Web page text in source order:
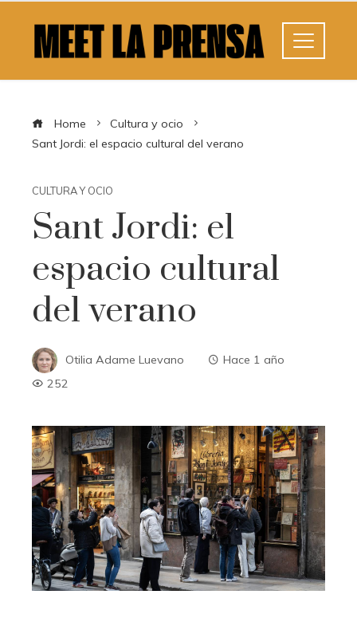
Home
Cultura y ocio
Sant Jordi: el espacio cultural del verano
CULTURA Y OCIO
Sant Jordi: el
espacio cultural
del verano
Otilia Adame Luevano
Hace 1 año
252